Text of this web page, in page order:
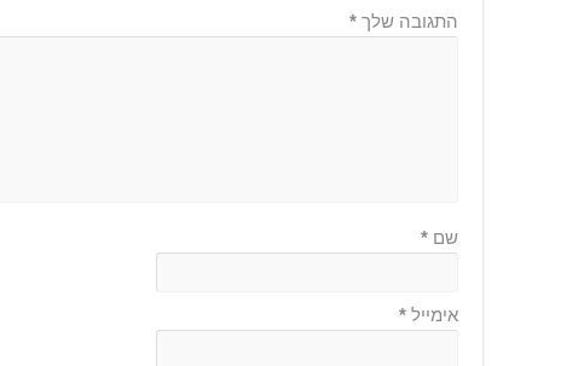
התגובה שלך*
שם*
אימייל*